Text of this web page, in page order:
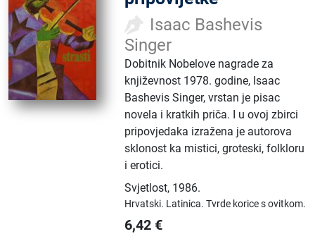
Isaac Bashevis
Singer
Dobitnik Nobelove nagrade za
književnost 1978. godine, Isaac
Bashevis Singer, vrstan je pisac
novela i kratkih priča. I u ovoj zbirci
pripovjedaka izražena je autorova
sklonost ka mistici, groteski, folkloru
i erotici.
Svjetlost, 1986.
Hrvatski. Latinica.Tvrde korice s ovitkom.
6,42 €